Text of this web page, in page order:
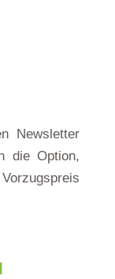
Newsletter
die Option,